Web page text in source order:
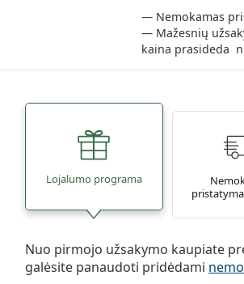
Nemokamas
Mažesnių
kaina prasideda
Lojalumo programa
Nuo pirmojo užsakymo kaupiate
galėsite panaudoti pridėdami